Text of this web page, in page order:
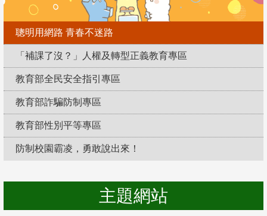
聰明用網路 青春不迷路
「補課了沒？」人權及轉型正義教育專區
教育部全民安全指引專區
教育部詐騙防制專區
教育部性別平等專區
防制校園霸凌，勇敢說出來！
主題網站